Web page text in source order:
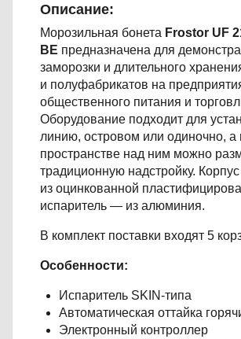
Описание:
Морозильная бонета Frostor UF
ВЕ предназначена для
заморозки и длительного
и полуфабрикатов на
общественного питания и
Оборудование подходит для
линию, островом или одиночно, а
пространстве над ним можно
традиционную надстройку.
из оцинкованной
испаритель — из алюминия.
В комплект поставки входят 5
Особенности:
Испаритель SKIN-типа
Автоматическая оттайка
Электронный контроллер